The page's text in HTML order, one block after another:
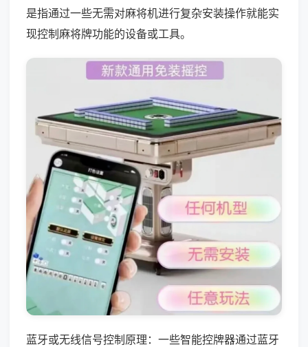
是指通过一些无需对麻将机进行复杂安装操作就能实
现控制麻将牌功能的设备或工具。
蓝牙或无线信号控制原理：一些智能控牌器通过蓝牙